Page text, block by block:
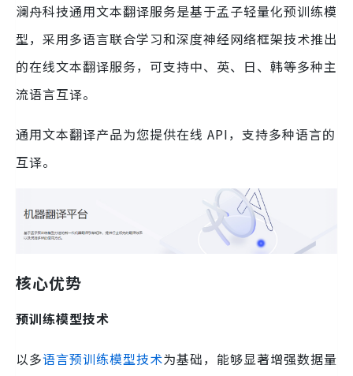
澜舟科技通用文本翻译服务是基于孟子轻量化预训练模
型，采用多语言联合学习和深度神经网络框架技术推出
的在线文本翻译服务，可支持中、英、日、韩等多种主
流语言互译。
通用文本翻译产品为您提供在线 API，支持多种语言的
互译。
核心优势
预训练模型技术
以多语言预训练模型技术为基础，能够显著增强数据量